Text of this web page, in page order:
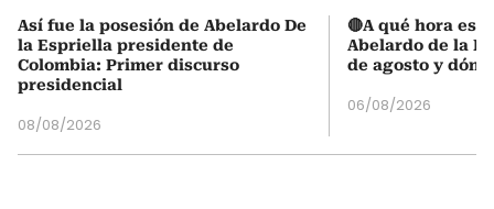
Así fue la posesión de Abelardo De
la Espriella presidente de
Colombia: Primer discurso
presidencial
08/08/2026
🔴A qué hora es
Abelardo de la
de agosto y
06/08/2026